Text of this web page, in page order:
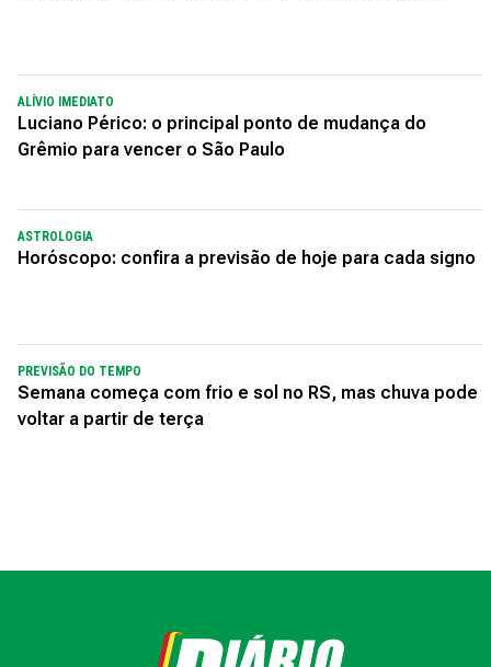
ALÍVIO IMEDIATO
Luciano Périco: o principal ponto de mudança do
Grêmio para vencer o São Paulo
ASTROLOGIA
Horóscopo: confira a previsão de hoje para cada signo
PREVISÃO DO TEMPO
Semana começa com frio e sol no RS, mas chuva pode
voltar a partir de terça